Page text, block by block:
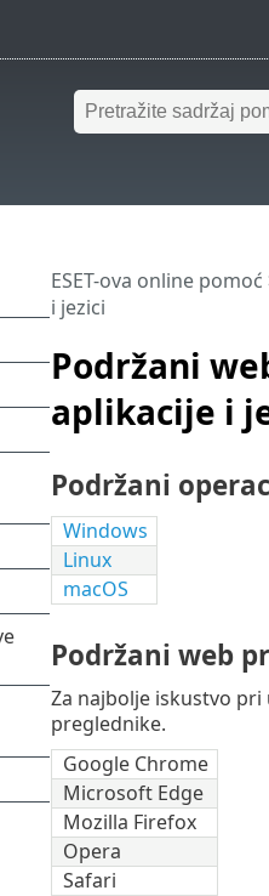
Podržani
aplikacije i
ESET-ova online pomoć
i jezici
Podržani
Windows
Linux
macOS
Podržani web
Za najbolje iskustvo pri
preglednike.
Google Chrome
Microsoft Edge
Mozilla Firefox
Opera
Safari